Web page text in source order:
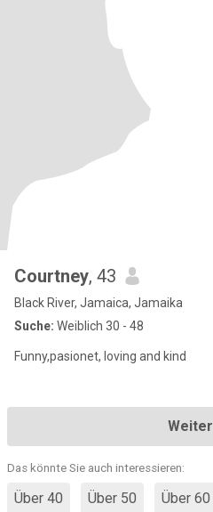
Courtney, 43
Black River, Jamaica, Jamaika
Suche: Weiblich 30 - 48
Funny,pasionet, loving and kind
Weiter
Das könnte Sie auch interessieren:
Über 40 Über 50 Über 60